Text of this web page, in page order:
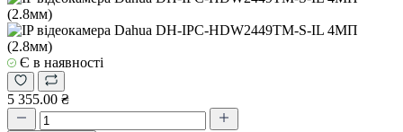
Є в наявності
5 355.00 ₴